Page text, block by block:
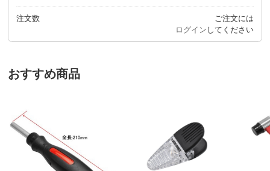
注文数
ご注文には
ログイン してください
おすすめ商品